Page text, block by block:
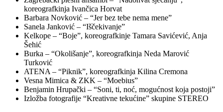
koreografkinja Ivančica Horvat
Barbara Novković – “Jer bez tebe nema mene”
Sanela Janković – “Iščekivanje”
Kelkope – “Boje”, koreografkinje Tamara Savićević, Anja
Šehić
Burka – “Okolišanje”, koreografkinja Neda Marović
Turković
ATENA – “Piknik”, koreografkinja Kilina Cremona
Vesna Mimica & ZKK – “Moebius”
Benjamin Hrupački – “Soni, ti, noć, mogućnost koja postoji”
Izložba fotografije “Kreativne tekućine” skupine STEREO